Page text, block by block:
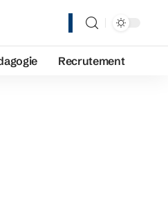
Recrutement